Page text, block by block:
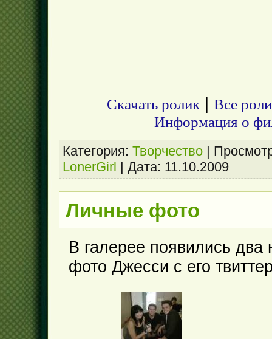
Скачать ролик| Все
Информация о
Категория: Творчество |
LonerGirl | Дата: 11.10.2009
Личные фото
В галерее появились
фото Джесси с его